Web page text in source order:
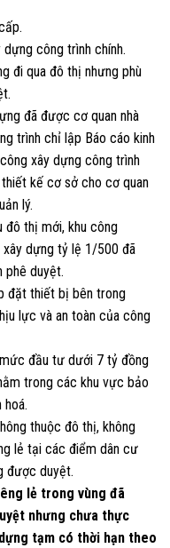
công trình chính.
đi qua đô thị nhưng phù
đã được cơ quan nhà
trình chỉ lập Báo cáo kinh
xây dựng công trình
kế cơ sở cho cơ quan
lý.
đô thị mới, khu công
xây dựng tỷ lệ 1/500 đã
phê duyệt.
đặt thiết bị bên trong
lực và an toàn của công
đầu tư dưới 7 tỷ đồng
trong các khu vực bảo
thuộc đô thị, không
lẻ tại các điểm dân cư
được duyệt.
lẻ trong vùng đã
nhưng chưa thực
tạm có thời hạn theo